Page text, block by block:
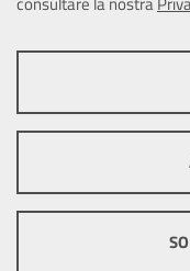
ottimale per ogni
informazioni di
pertanto possono
Mappa del sito